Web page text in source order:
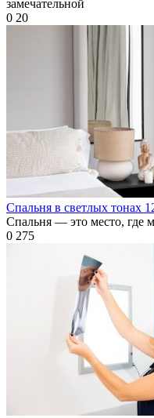
замечательной
0 20
Спальня в светлых тонах
Спальня — это место, где
0 275